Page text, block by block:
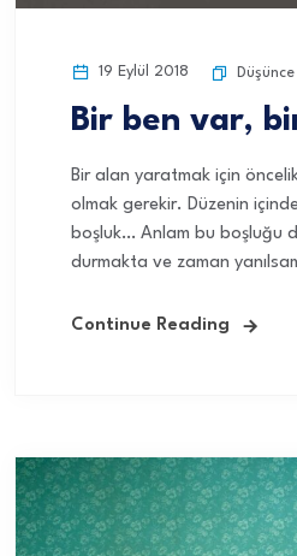
19 Eylül 2018 Düşünce
Bir ben var,
Bir alan yaratmak için
olmak gerekir. Düzenin
boşluk… Anlam bu boşluğu
durmakta ve zaman
Continue Reading